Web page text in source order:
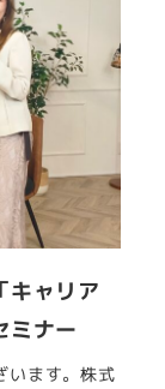
キャリア
ミナー
います。株式